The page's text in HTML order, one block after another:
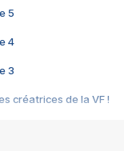
5
4
3
créatrices de la VF !